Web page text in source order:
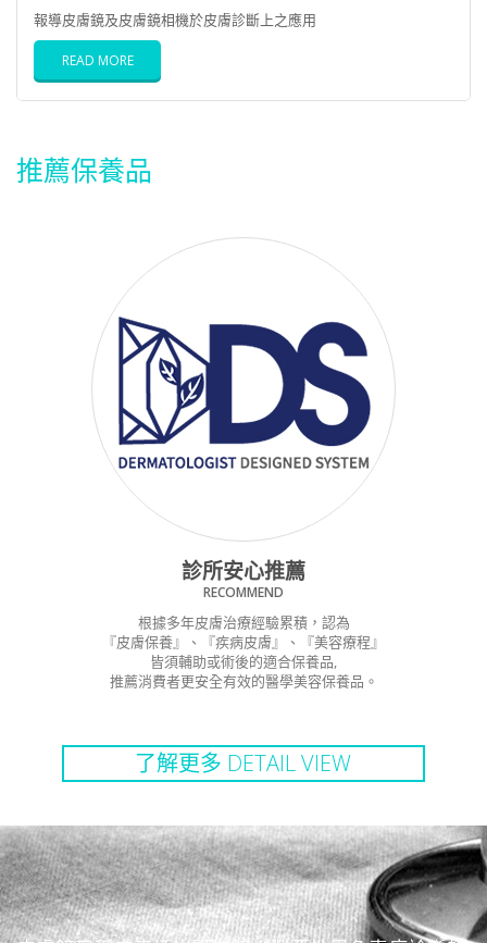
報導皮膚鏡及皮膚鏡相機於皮膚診斷上之應用
READ MORE
推薦保養品
診所安心推薦
RECOMMEND
根據多年皮膚治療經驗累積，認為
『皮膚保養』、『疾病皮膚』、『美容療程』
皆須輔助或術後的適合保養品,
推薦消費者更安全有效的醫學美容保養品。
了解更多 DETAIL VIEW